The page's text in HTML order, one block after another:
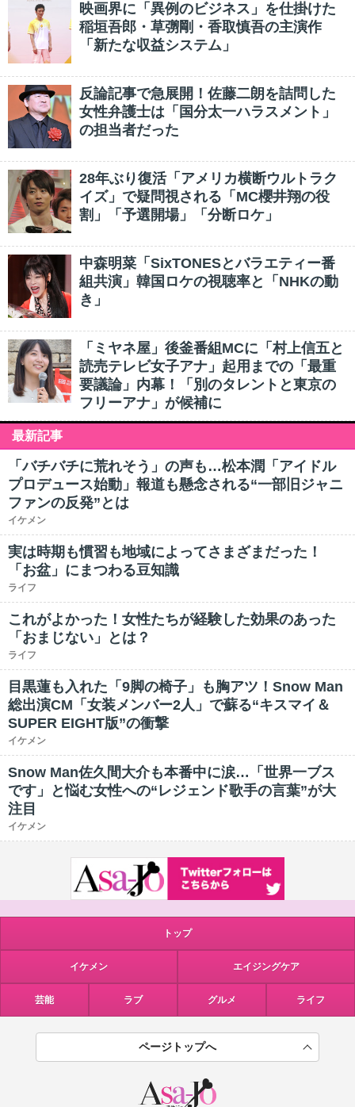
映画界に「異例のビジネス」を仕掛けた
稲垣吾郎・草彅剛・香取慎吾の主演作
「新たな収益システム」
反論記事で急展開！佐藤二朗を詰問した
女性弁護士は「国分太一ハラスメント」
の担当者だった
28年ぶり復活「アメリカ横断ウルトラク
イズ」で疑問視される「MC櫻井翔の役
割」「予選開場」「分断ロケ」
中森明菜「SixTONESとバラエティー番
組共演」韓国ロケの視聴率と「NHKの動
き」
「ミヤネ屋」後釜番組MCに「村上信五と
読売テレビ女子アナ」起用までの「最重
要議論」内幕！「別のタレントと東京の
フリーアナ」が候補に
最新記事
「バチバチに荒れそう」の声も…松本潤「アイドル
プロデュース始動」報道も懸念される“一部旧ジャニ
ファンの反発”とは
イケメン
実は時期も慣習も地域によってさまざまだった！
「お盆」にまつわる豆知識
ライフ
これがよかった！女性たちが経験した効果のあった
「おまじない」とは？
ライフ
目黒蓮も入れた「9脚の椅子」も胸アツ！Snow Man
総出演CM「女装メンバー2人」で蘇る“キスマイ＆
SUPER EIGHT版”の衝撃
イケメン
Snow Man佐久間大介も本番中に涙…「世界一ブス
です」と悩む女性への“レジェンド歌手の言葉”が大
注目
イケメン
トップ
イケメン エイジングケア
芸能 ラブ グルメ ライフ
ページトップへ